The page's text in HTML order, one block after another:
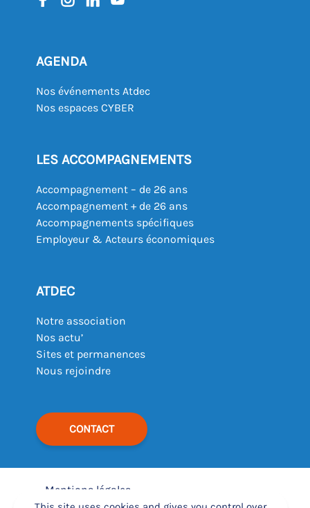
AGENDA
Nos événements Atdec
Nos espaces CYBER
LES ACCOMPAGNEMENTS
Accompagnement – de 26 ans
Accompagnement + de 26 ans
Accompagnements spécifiques
Employeur & Acteurs économiques
ATDEC
Notre association
Nos actu’
Sites et permanences
Nous rejoindre
CONTACT
Mentions légales